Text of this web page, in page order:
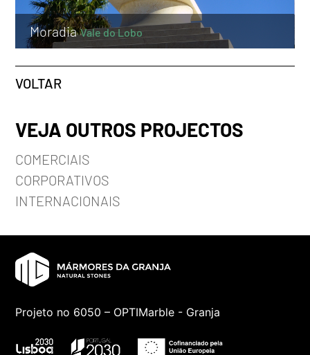
Moradia Vale do Lobo
VOLTAR
VEJA OUTROS PROJECTOS
COMERCIAIS
CORPORATIVOS
INTERNACIONAIS
Projeto no 6050 – OPTIMarble - Granja